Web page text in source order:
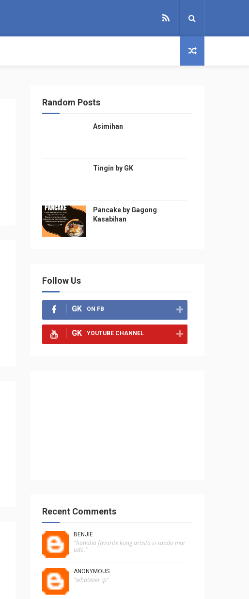
Random Posts
Asimihan
Tingin by GK
Pancake by Gagong
Kasabihan
Follow Us
GK ON FB
GK YOUTUBE CHANNEL
Recent Comments
BENJIE
"hahaha favorite kong artista si sando mar
udo."
ANONYMOUS
"whatever :p"